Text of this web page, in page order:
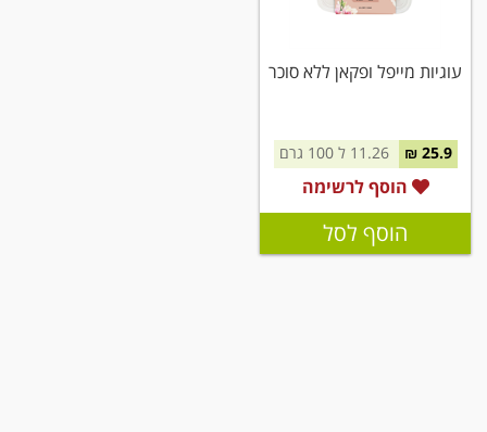
עוגיות מייפל ופקאן ללא סוכר
25.9 ₪ 11.26 ל 100 גרם
הוסף לרשימה
הוסף לסל